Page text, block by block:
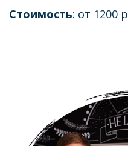
Стоимость: от 1200